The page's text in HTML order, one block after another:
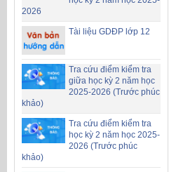
2026
Tài liệu GDĐP lớp 12
Tra cứu điểm kiểm tra
giữa học kỳ 2 năm học
2025-2026 (Trước phúc
khảo)
Tra cứu điểm kiểm tra
học kỳ 2 năm học 2025-
2026 (Trước phúc
khảo)